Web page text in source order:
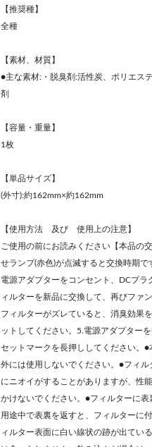
【推奨種】
全種
【素材、材質】
●主な素材:・脱臭剤:活性炭、ポリエス
剤
【容量・重量】
1枚
【単品サイズ】
(外寸):約162mm×約162mm
【使用方法 及び 使用上の注意】
ご使用の前にお読みください【本品の
せランプ(赤色)が点滅すると交換時期
電源アダプターをコンセント、DCプ
ィルターを新品に交換して、再びファ
フィルターがズレていると、消臭効果
ットしてください。5.電源アダプター
セットマークを長押ししてください。
外には使用しないでください。●フィ
にニオイがすることがありますが、性
かけないでください。●フィルターに
用途中で表裏を返すと、フィルターに
ィルター表面に白い線状の跡が出てい